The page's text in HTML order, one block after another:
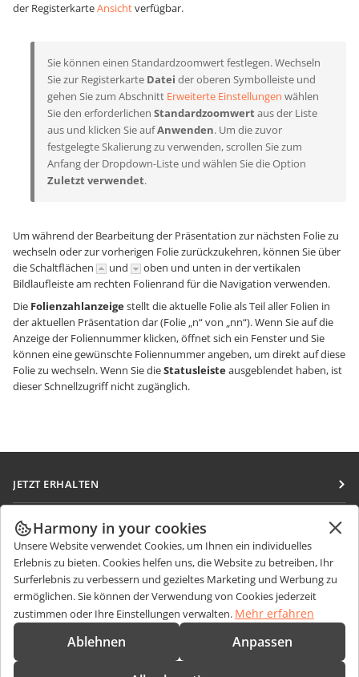
der RegisterkarteAnsichtverfügbar.
Sie können einen Standardzoomwert festlegen. Wechseln
Sie zur Registerkarte Datei der oberen Symbolleiste und
gehen Sie zum Abschnitt Erweiterte Einstellungen wählen
Sie den erforderlichen Standardzoomwertaus der Liste
aus und klicken Sie aufAnwenden. Um die zuvor
festgelegte Skalierung zu verwenden, scrollen Sie zum
Anfang der Dropdown-Liste und wählen Sie die Option
Zuletzt verwendet.
Um während der Bearbeitung der Präsentation zur nächsten Folie zu
wechseln oder zur vorherigen Folie zurückzukehren, können Sie über
die Schaltflächen
und
oben und unten in der vertikalen
Bildlaufleiste am rechten Folienrand für die Navigation verwenden.
Die Folienzahlanzeigestellt die aktuelle Folie als Teil aller Folien in
der aktuellen Präsentation dar (Folie „n“ von „nn“). Wenn Sie auf die
Anzeige der Foliennummer klicken, öffnet sich ein Fenster und Sie
können eine gewünschte Foliennummer angeben, um direkt auf diese
Folie zu wechseln. Wenn Sie dieStatusleisteausgeblendet haben, ist
dieser Schnellzugriff nicht zugänglich.
JETZT ERHALTEN
Docs
DocSpace
Workspace
Integrations-Apps
Desktop-Apps
Mobile Apps
ZUSAMMENARBEITEN
Für Mitwirkende
Für Übersetzer
Für Influencer
Stellenangebote
NACHRICHTEN ERHALTEN
Blog
HILFE ERHALTEN
Forum
Fragen zum Kauf
sales@onlyoffice.com
Harmony in your cookies
Unsere Website verwendet Cookies, um Ihnen ein individuelles
Erlebnis zu bieten. Cookies helfen uns, die Website zu betreiben, Ihr
Surferlebnis zu verbessern und gezieltes Marketing und Werbung zu
ermöglichen. Sie können der Verwendung von Cookies jederzeit
zustimmen oder Ihre Einstellungen verwalten. Mehr erfahren
Ablehnen Anpassen